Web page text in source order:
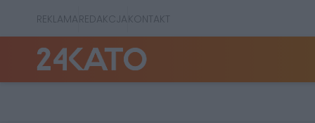
REKLAMAREDAKCJAKONTAKT